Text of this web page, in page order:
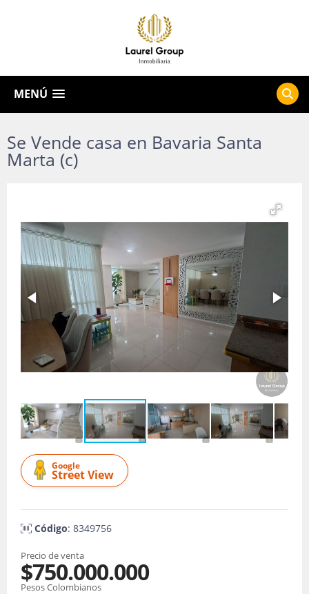
MENÚ
Se Vende casa en Bavaria Santa
Marta (c)
Google
Street View
Código: 8349756
Precio de venta
$750.000.000
Pesos Colombianos